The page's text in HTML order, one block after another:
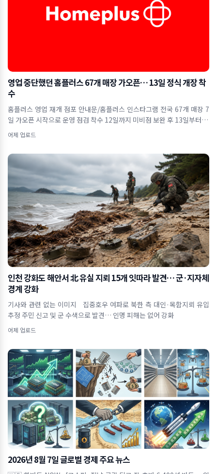
영업 중단했던 홈플러스 67개 매장 가오픈… 13일 정식 개장 착
수
홈플러스 영업 재개 점포 안내문/홈플러스 인스타그램 전국 67개 매장 7
일 가오픈 시작으로 운영 점검 착수 12일까지 미비점 보완 후 13일부터 본
격
어제 업로드
인천 강화도 해안서 北 유실 지뢰 15개 잇따라 발견… 군·지자체
경계 강화
기사와 관련 없는 이미지 집중호우 여파로 북한 측 대인·목함지뢰 유입
추정 주민 신고 및 군 수색으로 발견… 인명 피해는 없어 강화
어제 업로드
2026년 8월 7일 글로벌 경제 주요 뉴스